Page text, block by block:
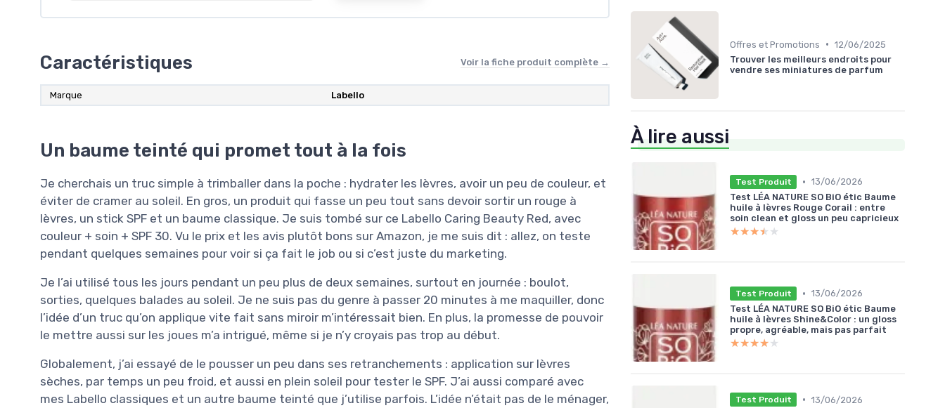
Caractéristiques Voir la fiche produit complète →
Marque Labello
Un baume teinté qui promet tout à la fois
Je cherchais un truc simple à trimballer dans la poche : hydrater les lèvres, avoir un peu de couleur, et
éviter de cramer au soleil. En gros, un produit qui fasse un peu tout sans devoir sortir un rouge à
lèvres, un stick SPF et un baume classique. Je suis tombé sur ce Labello Caring Beauty Red, avec
couleur + soin + SPF 30. Vu le prix et les avis plutôt bons sur Amazon, je me suis dit : allez, on teste
pendant quelques semaines pour voir si ça fait le job ou si c’est juste du marketing.
Je l’ai utilisé tous les jours pendant un peu plus de deux semaines, surtout en journée : boulot,
sorties, quelques balades au soleil. Je ne suis pas du genre à passer 20 minutes à me maquiller, donc
l’idée d’un truc qu’on applique vite fait sans miroir m’intéressait bien. En plus, la promesse de pouvoir
le mettre aussi sur les joues m’a intrigué, même si je n’y croyais pas trop au début.
Globalement, j’ai essayé de le pousser un peu dans ses retranchements : application sur lèvres
sèches, par temps un peu froid, et aussi en plein soleil pour tester le SPF. J’ai aussi comparé avec
mes Labello classiques et un autre baume teinté que j’utilise parfois. L’idée n’était pas de le ménager,
Offres et Promotions • 12/06/2025
Trouver les meilleurs endroits pour
vendre ses miniatures de parfum
À lire aussi
Test Produit • 13/06/2026
Test LÉA NATURE SO BiO étic Baume
huile à lèvres Rouge Corail : entre
soin clean et gloss un peu capricieux
★★★★★
★★★★★
Test Produit • 13/06/2026
Test LÉA NATURE SO BiO étic Baume
huile à lèvres Shine&Color : un gloss
propre, agréable, mais pas parfait
★★★★★
★★★★★
Test Produit • 13/06/2026